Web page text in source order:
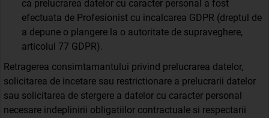
ca prelucrarea datelor cu caracter personal a fost
efectuata de Profesionist cu incalcarea GDPR (dreptul de
a depune o plangere la o autoritate de supraveghere,
articolul 77 GDPR).
Retragerea consimtamantului privind prelucrarea datelor,
solicitarea de incetare sau restrictionare a prelucrarii datelor
sau solicitarea de stergere a datelor cu caracter personal
necesare indeplinirii obligatiilor contractuale si respectarii